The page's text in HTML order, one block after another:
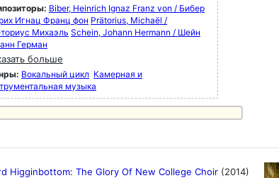
Biber, Heinrich Ignaz Franz von / Бибер
Игнац Франц фон Prätorius, Michaël /
Михаэль Schein, Johann Hermann / Шейн
Герман
больше
Вокальный цикл Камерная и
музыка
Higginbottom: The Glory Of New College Choir (2014)